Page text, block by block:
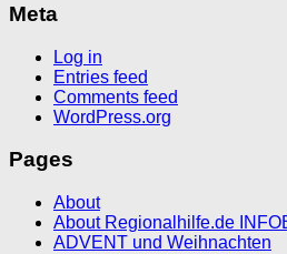
Meta
Log in
Entries feed
Comments feed
WordPress.org
Pages
About
About Regionalhilfe.de
ADVENT und Weihnachten